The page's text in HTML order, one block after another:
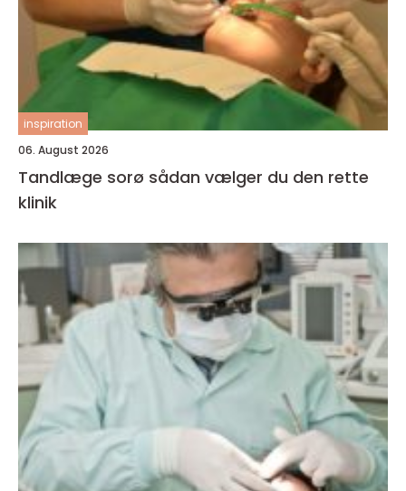
inspiration
06. August 2026
Tandlæge sorø sådan vælger du den rette
klinik